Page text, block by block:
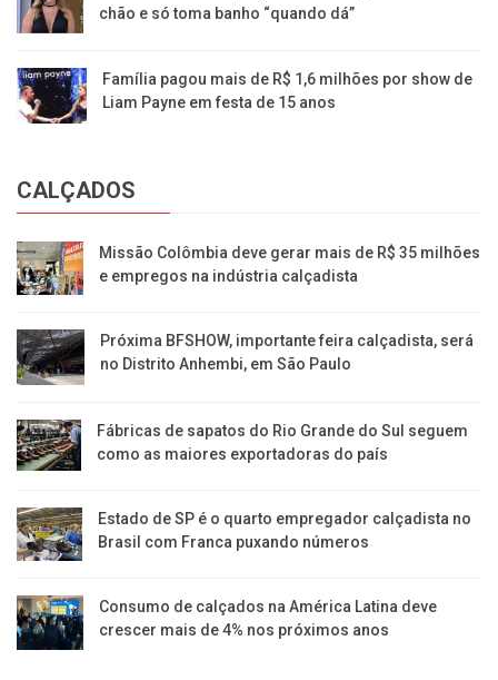
chão e só toma banho “quando dá”
Família pagou mais de R$ 1,6 milhões por show de
Liam Payne em festa de 15 anos
CALÇADOS
Missão Colômbia deve gerar mais de R$ 35 milhões
e empregos na indústria calçadista
Próxima BFSHOW, importante feira calçadista, será
no Distrito Anhembi, em São Paulo
Fábricas de sapatos do Rio Grande do Sul seguem
como as maiores exportadoras do país
Estado de SP é o quarto empregador calçadista no
Brasil com Franca puxando números
Consumo de calçados na América Latina deve
crescer mais de 4% nos próximos anos